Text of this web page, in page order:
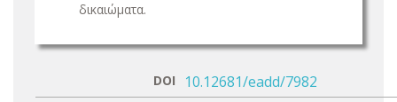
δικαιώματα.
DOI 10.12681/eadd/7982